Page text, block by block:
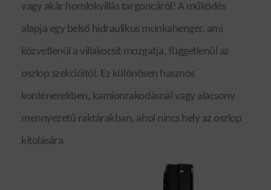
vagy akár homlokvillás targoncáról! A működés
alapja egy belső hidraulikus munkahenger, ami
közvetlenül a villakocsit mozgatja, függetlenül az
oszlop szekcióitól. Ez különösen hasznos
konténerekben, kamionrakodásnál vagy alacsony
mennyezetű raktárakban, ahol nincs hely az oszlop
kitolására